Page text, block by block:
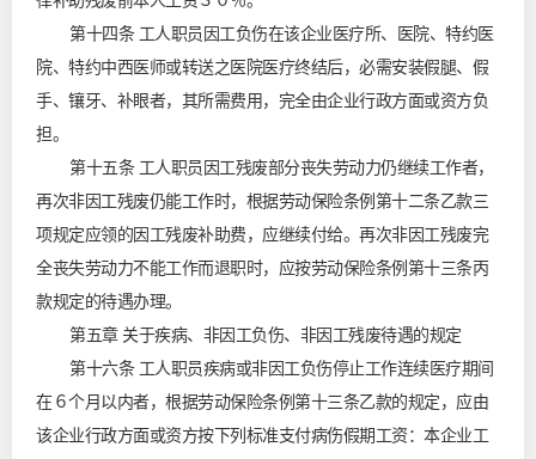
第十四条 工人职员因工负伤在该企业医疗所、医院、特约医
院、特约中西医师或转送之医院医疗终结后，必需安装假腿、假
手、镶牙、补眼者，其所需费用，完全由企业行政方面或资方负
担。
第十五条 工人职员因工残废部分丧失劳动力仍继续工作者，
再次非因工残废仍能工作时，根据劳动保险条例第十二条乙款三
项规定应领的因工残废补助费，应继续付给。再次非因工残废完
全丧失劳动力不能工作而退职时，应按劳动保险条例第十三条丙
款规定的待遇办理。
第五章 关于疾病、非因工负伤、非因工残废待遇的规定
第十六条 工人职员疾病或非因工负伤停止工作连续医疗期间
在６个月以内者，根据劳动保险条例第十三条乙款的规定，应由
该企业行政方面或资方按下列标准支付病伤假期工资：本企业工